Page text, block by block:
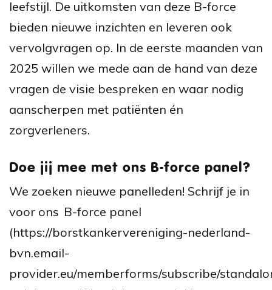
leefstijl. De uitkomsten van deze B-force
bieden nieuwe inzichten en leveren ook
vervolgvragen op. In de eerste maanden van
2025 willen we mede aan de hand van deze
vragen de visie bespreken en waar nodig
aanscherpen met patiënten én
zorgverleners.
Doe jij mee met ons B-force panel?
We zoeken nieuwe panelleden! Schrijf je in
voor ons B-force panel
(https://borstkankervereniging-nederland-
bvn.email-
provider.eu/memberforms/subscribe/